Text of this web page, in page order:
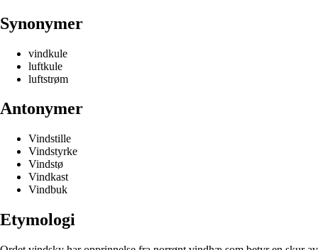
Synonymer
vindkule
luftkule
luftstrøm
Antonymer
Vindstille
Vindstyrke
Vindstø
Vindkast
Vindbuk
Etymologi